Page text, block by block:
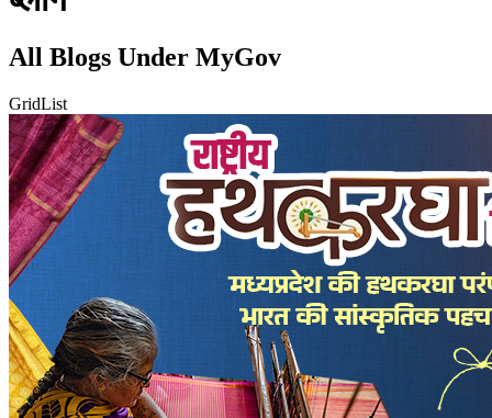
All Blogs Under MyGov
GridList